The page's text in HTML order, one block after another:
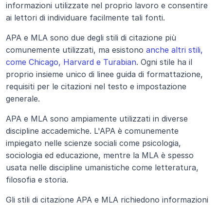
informazioni utilizzate nel proprio lavoro e consentire
ai lettori di individuare facilmente tali fonti.
APA e MLA sono due degli stili di citazione più
comunemente utilizzati, ma esistono anche altri stili,
come Chicago, Harvard e Turabian. Ogni stile ha il
proprio insieme unico di linee guida di formattazione,
requisiti per le citazioni nel testo e impostazione
generale.
APA e MLA sono ampiamente utilizzati in diverse
discipline accademiche. L'APA è comunemente
impiegato nelle scienze sociali come psicologia,
sociologia ed educazione, mentre la MLA è spesso
usata nelle discipline umanistiche come letteratura,
filosofia e storia.
Gli stili di citazione APA e MLA richiedono informazioni